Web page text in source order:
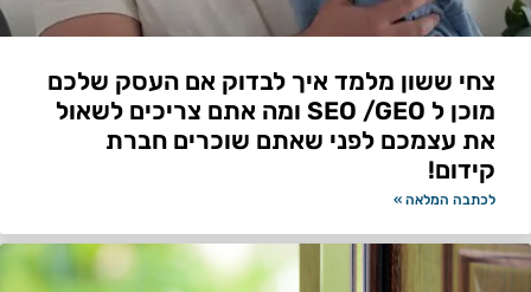
צחי ששון מלמד איך לבדוק אם העסק שלכם
מוכן ל SEO /GEO ומה אתם צריכים לשאול
את עצמכם לפני שאתם שוכרים חברת
קידום!
לכתבה המלאה »